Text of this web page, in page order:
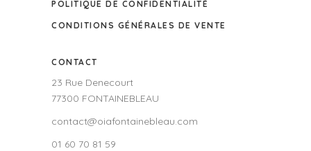
POLITIQUE DE CONFIDENTIALITÉ
CONDITIONS GÉNÉRALES DE VENTE
CONTACT
23 Rue Denecourt
77300 FONTAINEBLEAU
contact@oiafontainebleau.com
01 60 70 81 59